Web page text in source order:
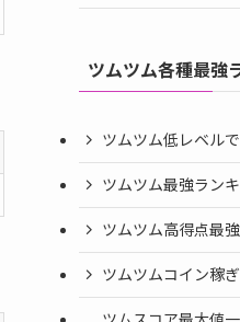
ツムツム各種最強
ツムツム低レベル
ツムツム最強ラン
ツムツム高得点最
ツムツムコイン稼